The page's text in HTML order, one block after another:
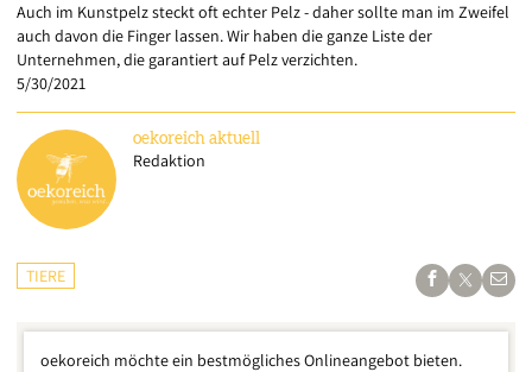
Auch im Kunstpelz steckt oft echter Pelz - daher sollte man im Zweifel
auch davon die Finger lassen. Wir haben die ganze Liste der
Unternehmen, die garantiert auf Pelz verzichten.
5/30/2021
oekoreich aktuell
Redaktion
TIERE
oekoreich möchte ein bestmögliches Onlineangebot bieten.